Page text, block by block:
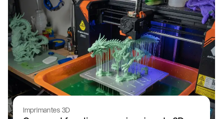
Imprimantes 3D